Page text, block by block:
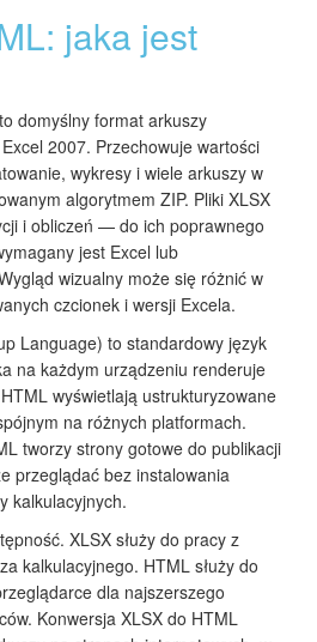
jaka jest
domyślny format arkuszy
2007. Przechowuje wartości
wykresy i wiele arkuszy w
algorytmem ZIP. Pliki XLSX
i obliczeń — do ich poprawnego
jest Excel lub
wizualny może się różnić w
czcionek i wersji Excela.
Language) to standardowy język
na każdym urządzeniu renderuje
wyświetlają ustrukturyzowane
na różnych platformach.
tworzy strony gotowe do publikacji
przeglądać bez instalowania
kalkulacyjnych.
XLSX służy do pracy z
kalkulacyjnego. HTML służy do
dla najszerszego
Konwersja XLSX do HTML